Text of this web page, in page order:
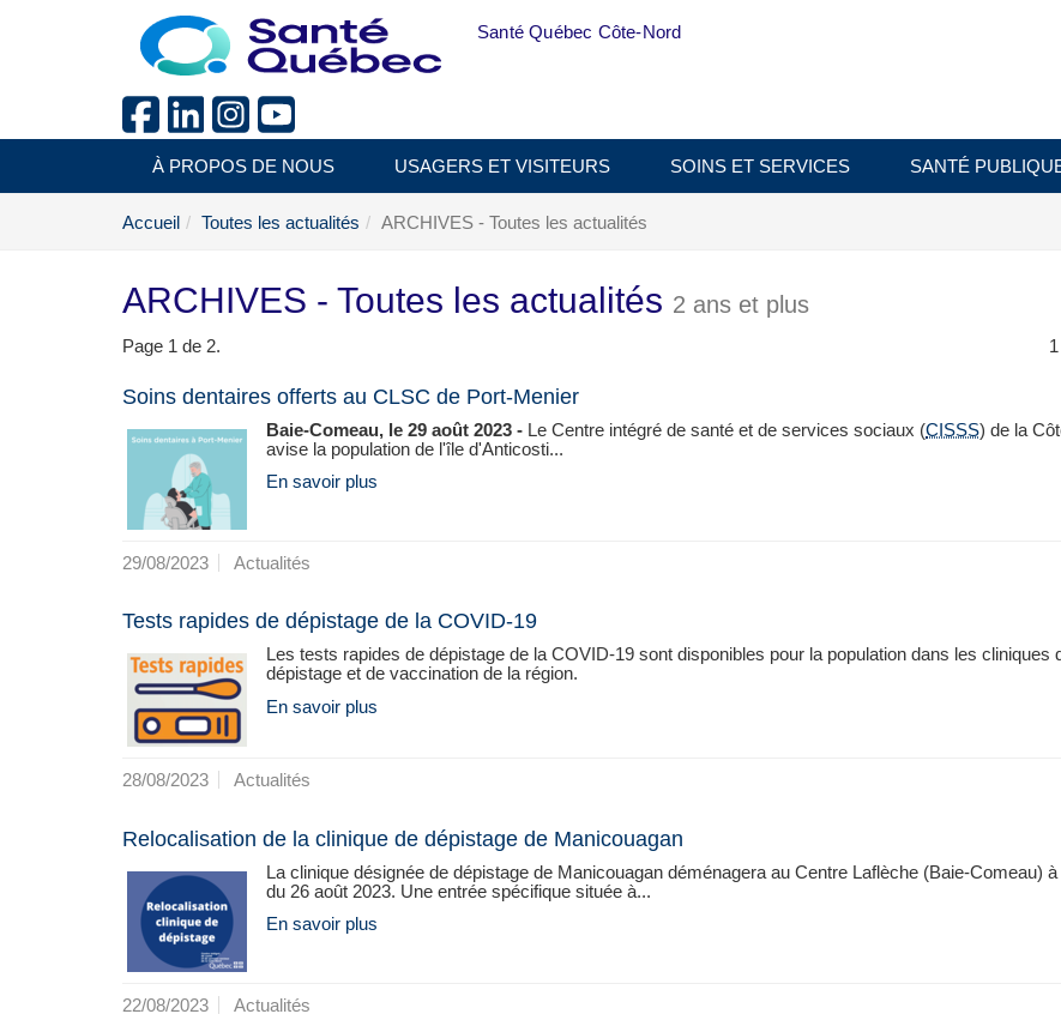
Aller au menu principal
Santé Québec Côte-Nord
À PROPOS DE NOUS USAGERS ET VISITEURS SOINS ET SERVICES SANTÉ
Accueil Toutes les actualités ARCHIVES - Toutes les actualités
ARCHIVES - Toutes les actualités 2 ans et plus
Page 1 de 2. 1
Soins dentaires offerts au CLSC de Port-Menier
Baie-Comeau, le 29 août 2023 - Le Centre intégré de santé et de services sociaux (CISSS) de la
avise la population de l'île d'Anticosti...
En savoir plus
29/08/2023 Actualités
Tests rapides de dépistage de la COVID-19
Les tests rapides de dépistage de la COVID-19 sont disponibles pour la population dans les cliniques
dépistage et de vaccination de la région.
En savoir plus
28/08/2023 Actualités
Relocalisation de la clinique de dépistage de Manicouagan
La clinique désignée de dépistage de Manicouagan déménagera au Centre Laflèche (Baie-Comeau)
du 26 août 2023. Une entrée spécifique située à...
En savoir plus
22/08/2023 Actualités